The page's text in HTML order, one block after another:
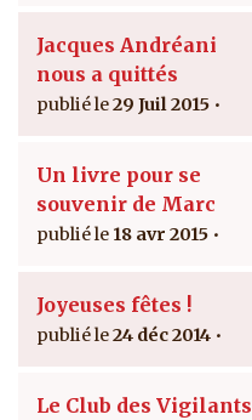
Jacques Andréani
nous a quittés
29 Juil 2015
Un livre pour se
souvenir de Marc
18 avr 2015
Joyeuses fêtes !
24 déc 2014
Le Club des Vigilants